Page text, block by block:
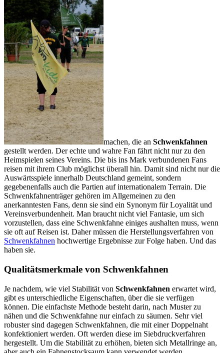
machen, die an Schwenkfahnen
gestellt werden. Der echte und wahre Fan fährt nicht nur zu den
Heimspielen seines Vereins. Die bis ins Mark verbundenen Fans
reisen mit ihrem Club möglichst überall hin. Damit sind nicht nur die
Auswärtsspiele innerhalb Deutschland gemeint, sondern
gegebenenfalls auch die Partien auf internationalem Terrain. Die
Schwenkfahnenträger gehören im Allgemeinen zu den
anerkanntesten Fans, denn sie sind ein Synonym für Loyalität und
Vereinsverbundenheit. Man braucht nicht viel Fantasie, um sich
vorzustellen, dass eine Schwenkfahne einiges aushalten muss, wenn
sie oft auf Reisen ist. Daher müssen die Herstellungsverfahren von
Schwenkfahnen hochwertige Ergebnisse zur Folge haben. Und das
haben sie.
Qualitätsmerkmale von Schwenkfahnen
Je nachdem, wie viel Stabilität von Schwenkfahnen erwartet wird,
gibt es unterschiedliche Eigenschaften, über die sie verfügen
können. Die einfachste Methode besteht darin, nach Muster zu
nähen und die Schwenkfahne nur einfach zu säumen. Sehr viel
robuster sind dagegen Schwenkfahnen, die mit einer Doppelnaht
konfektioniert werden. Oft werden diese im Siebdruckverfahren
hergestellt. Um die Stabilität zu erhöhen, bieten sich Metallringe an,